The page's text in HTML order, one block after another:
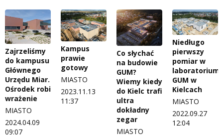
Zajrzeliśmy
do kampusu
Głównego
Urzędu Miar.
Ośrodek robi
wrażenie
MIASTO
2024.04.09
09:07
Kampus
prawie
gotowy
MIASTO
2023.11.13
11:37
Co słychać
na budowie
GUM?
Wiemy kiedy
do Kielc trafi
ultra
dokładny
zegar
MIASTO
Niedługo
pierwszy
pomiar w
laboratorium
GUM w
Kielcach
MIASTO
2022.09.27
12:04